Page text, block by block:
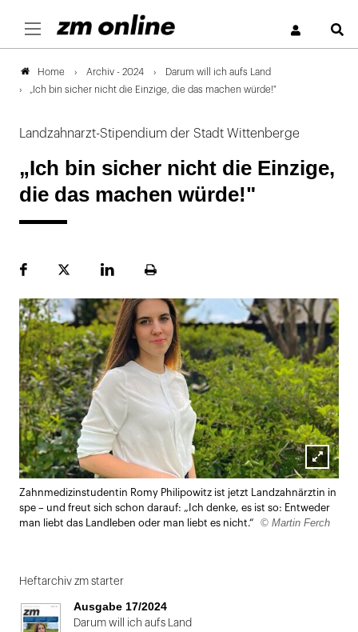
Home Archiv - 2024
Darum will ich aufs Land
„Ich bin sicher nicht die Einzige, die das machen würde!"
Landzahnarzt-Stipendium der Stadt Wittenberge
„Ich bin sicher nicht die Einzige,
die das machen würde!"
FacebookPlattformLinekdInSeite
Lightbox
öffnen
Zahnmedizinstudentin Romy Philipowitz ist jetzt Landzahnärztin in
spe – und freut sich schon darauf: „Ich denke, es ist so: Entweder
man liebt das Landleben oder man liebt es nicht.“
© Martin Ferch
Heftarchiv zm starter
Ausgabe 17/2024
Darum will ich aufs Land